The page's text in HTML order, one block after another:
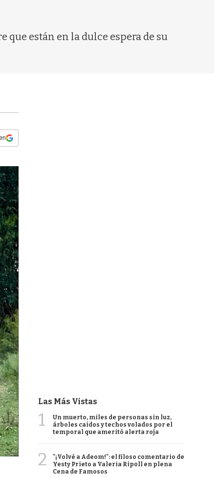
que están en la dulce espera de su
Las Más Vistas
1
Un muerto, miles de personas sin luz,
árboles caídos y techos volados por el
temporal que ameritó alerta roja
2
"¡Volvé a Adeom!": el filoso comentario de
Yesty Prieto a Valeria Ripoll en plena
Cena de Famosos